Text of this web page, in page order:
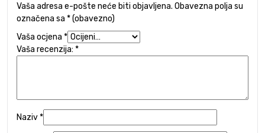
Vaša adresa e-pošte neće biti objavljena. Obavezna polja su
označena sa * (obavezno)
Vaša ocjena *
Vaša recenzija: *
Naziv*